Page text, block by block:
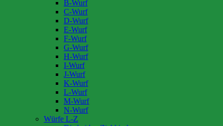
B-Wurf
C-Wurf
D-Wurf
E-Wurf
F-Wurf
G-Wurf
H-Wurf
I-Wurf
J-Wurf
K-Wurf
L-Wurf
M-Wurf
N-Wurf
Würfe L-Z